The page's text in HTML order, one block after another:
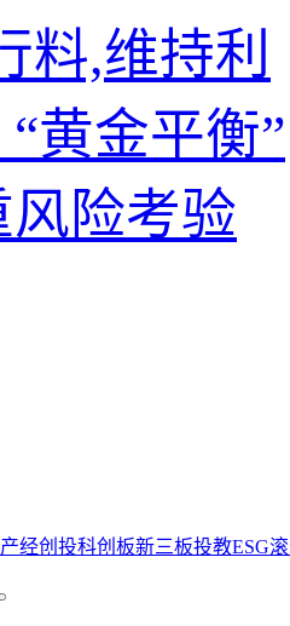
产经创投科创板新三板投教ESG